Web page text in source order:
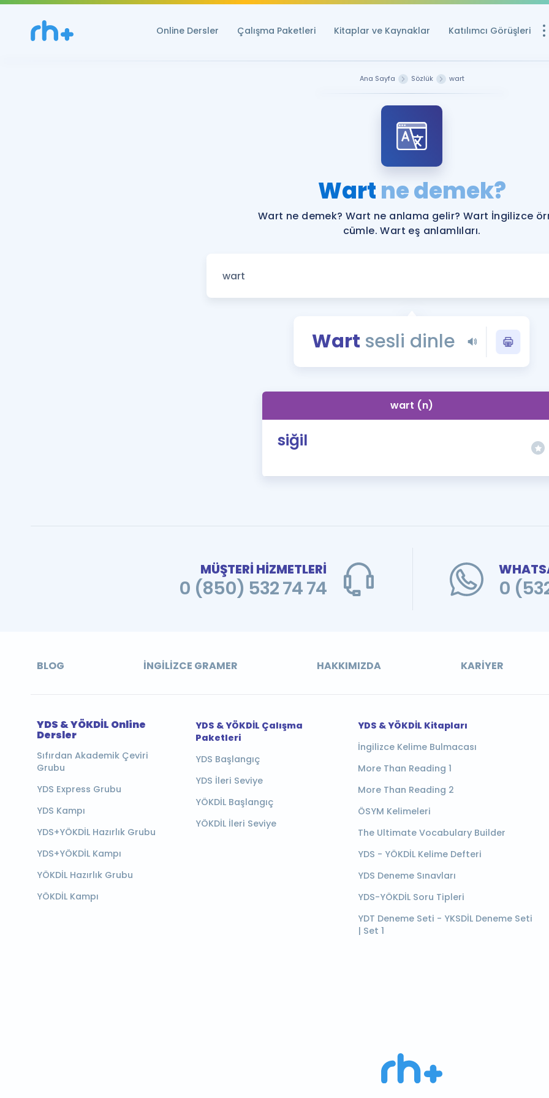
Online Dersler Çalışma Paketleri Kitaplar ve Kaynaklar Katılımcı Görüşleri
YDS ve YÖKDİL
Rehberlik Aracı
YDS ve YÖKDİL'e
Tüm ÖSYM
YDS - YÖKDİL
İngilizce Gramer
Ana Sayfa Sözlük wart
Wartne demek?
Wart ne demek? Wart ne anlama gelir? Wart İngilizce
cümle. Wart eş anlamlıları.
Wart sesli dinle
wart (n)
siğil
MÜŞTERİ HİZMETLERİ
0 (850) 532 74 74 0
BLOG İNGILIZCE GRAMER HAKKIMIZDA KARIYER
YDS & YÖKDİL Online
Dersler
Sıfırdan Akademik Çeviri
Grubu
YDS Express Grubu
YDS Kampı
YDS+YÖKDİL Hazırlık Grubu
YDS+YÖKDİL Kampı
YÖKDİL Hazırlık Grubu
YÖKDİL Kampı
YDS & YÖKDİL Çalışma
Paketleri
YDS Başlangıç
YDS İleri Seviye
YÖKDİL Başlangıç
YÖKDİL İleri Seviye
YDS & YÖKDİL Kitapları
İngilizce Kelime Bulmacası
More Than Reading 1
More Than Reading 2
ÖSYM Kelimeleri
The Ultimate Vocabulary Builder
YDS - YÖKDİL Kelime Defteri
YDS Deneme Sınavları
YDS-YÖKDİL Soru Tipleri
YDT Deneme Seti - YKSDİL Deneme Seti
| Set 1